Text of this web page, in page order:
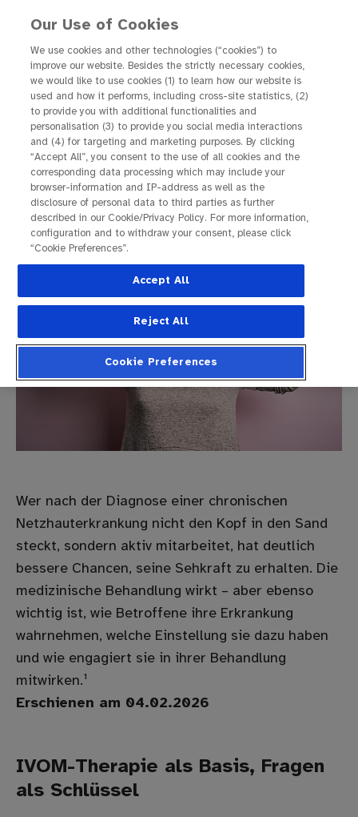
Sie Ihre Sehkraft und Lebensqualität aktiv stärken können
„Ich schaffe das“ – Wie
Sie Ihre Sehkraft und
Lebensqualität aktiv
stärken können
Wer nach der Diagnose einer chronischen
Netzhauterkrankung nicht den Kopf in den Sand
steckt, sondern aktiv mitarbeitet, hat deutlich
bessere Chancen, seine Sehkraft zu erhalten. Die
medizinische Behandlung wirkt – aber ebenso
wichtig ist, wie Betroffene ihre Erkrankung
wahrnehmen, welche Einstellung sie dazu haben
und wie engagiert sie in ihrer Behandlung
mitwirken.¹
Erschienen am 04.02.2026
IVOM-Therapie als Basis, Fragen
als Schlüssel
Our Use of Cookies
We use cookies and other technologies (“cookies”) to
improve our website. Besides the strictly necessary cookies,
we would like to use cookies (1) to learn how our website is
used and how it performs, including cross-site statistics, (2)
to provide you with additional functionalities and
personalisation (3) to provide you social media interactions
and (4) for targeting and marketing purposes. By clicking
“Accept All”, you consent to the use of all cookies and the
corresponding data processing which may include your
browser-information and IP-address as well as the
disclosure of personal data to third parties as further
described in our Cookie/Privacy Policy. For more information,
configuration and to withdraw your consent, please click
“Cookie Preferences”.
Cookie Preferences
Reject All
Accept All